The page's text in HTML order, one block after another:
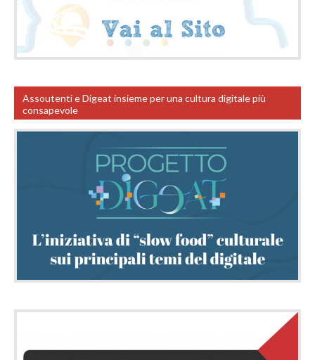
Assoutenti e Digeat insieme per una cultura digitale più
consapevole